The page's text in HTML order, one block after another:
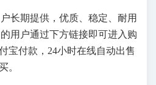
长期提供，优质、稳定、耐用
用户通过下方链接即可进入购
宝付款，24小时在线自动出售
。